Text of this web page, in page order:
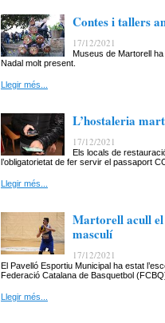
Contes i tallers
17/12/2021
Museus de Martorell
Nadal molt present.
Llegir més...
L’hostaleria
17/12/2021
Els locals de
l’obligatorietat de fer servir el passaport
Llegir més...
Martorell acull el
masculí
17/12/2021
El Pavelló Esportiu Municipal ha estat
Federació Catalana de Basquetbol
Llegir més...